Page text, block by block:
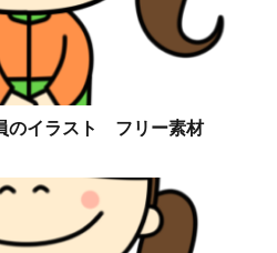
のイラスト フリー素材